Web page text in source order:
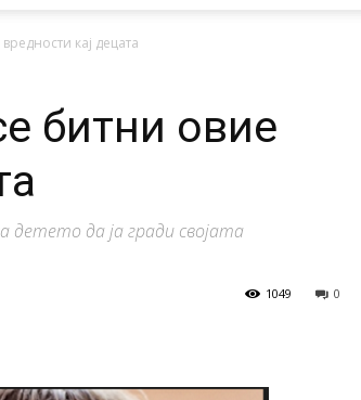
кај децата
битни овие
детето да ја гради својата
0
1049